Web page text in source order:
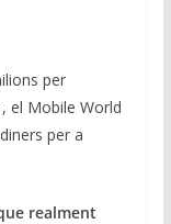
per
el Mobile World
per a
realment